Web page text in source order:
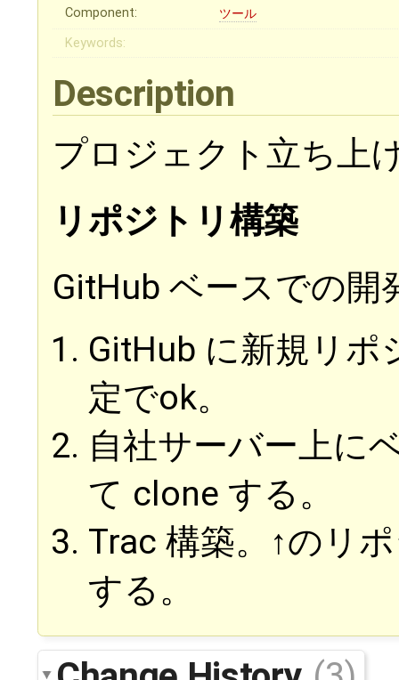
Component:
ツール
Keywords:
Description
プロジェクト立ち上
リポジトリ構築
GitHub ベースでの開
GitHub に新規リポ
定でok。
自社サーバー上に
て clone する。
Trac 構築。↑のリ
する。